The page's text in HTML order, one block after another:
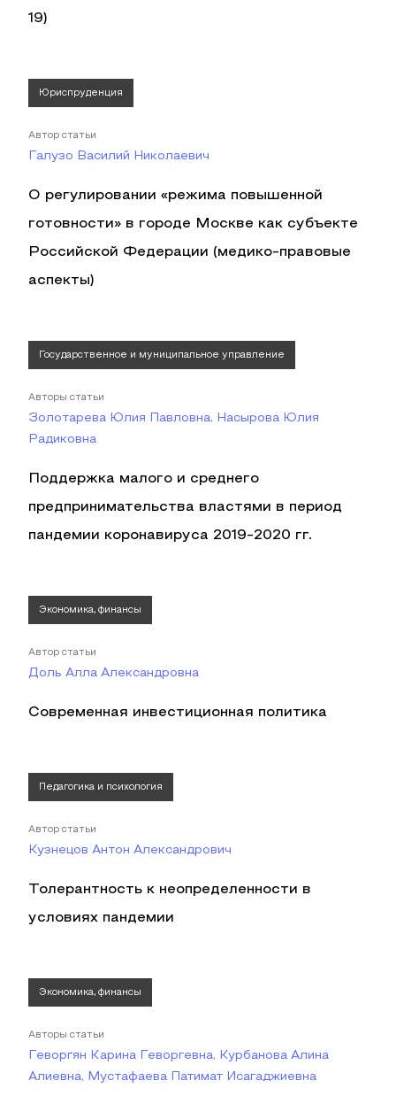
19)
Юриспруденция
Автор статьи
Галузо Василий Николаевич
О регулировании «режима повышенной
готовности» в городе Москве как субъекте
Российской Федерации (медико-правовые
аспекты)
Государственное и муниципальное управление
Авторы статьи
Золотарева Юлия Павловна, Насырова Юлия
Радиковна
Поддержка малого и среднего
предпринимательства властями в период
пандемии коронавируса 2019-2020 гг.
Экономика, финансы
Автор статьи
Доль Алла Александровна
Современная инвестиционная политика
Педагогика и психология
Автор статьи
Кузнецов Антон Александрович
Толерантность к неопределенности в
условиях пандемии
Экономика, финансы
Авторы статьи
Геворгян Карина Геворгевна, Курбанова Алина
Алиевна, Мустафаева Патимат Исагаджиевна